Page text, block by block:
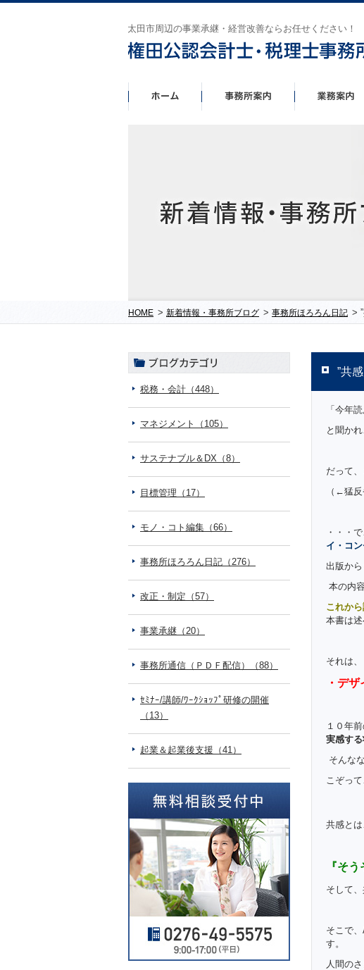
太田市周辺の事業承継・経営改善ならお任せください！
HOME > 新着情報・事務所ブログ > 事務所ほろろん日記 >
”共
「今年
と聞か
だって
（←猛
・・・
イ・コン
出版か
本の内
これか
本書は述
それは、
・デ
１０年
実感する
そんな
こぞっ
共感とは
『そ
そして
そこで
す。
人間の
税務・会計（448）
マネジメント（105）
サステナブル＆DX（8）
目標管理（17）
モノ・コト編集（66）
事務所ほろろん日記（276）
改正・制定（57）
事業承継（20）
事務所通信（ＰＤＦ配信）（88）
ｾﾐﾅｰ/講師/ﾜｰｸｼｮｯﾌﾟ研修の開催
（13）
起業＆起業後支援（41）